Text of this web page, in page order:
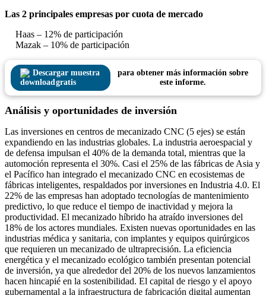
Las 2 principales empresas por cuota de mercado
Haas – 12% de participación
Mazak – 10% de participación
Descargar muestra
gratis
para obtener más información sobre
este informe.
Análisis y oportunidades de inversión
Las inversiones en centros de mecanizado CNC (5 ejes) se están
expandiendo en las industrias globales. La industria aeroespacial y
de defensa impulsan el 40% de la demanda total, mientras que la
automoción representa el 30%. Casi el 25% de las fábricas de Asia y
el Pacífico han integrado el mecanizado CNC en ecosistemas de
fábricas inteligentes, respaldados por inversiones en Industria 4.0. El
22% de las empresas han adoptado tecnologías de mantenimiento
predictivo, lo que reduce el tiempo de inactividad y mejora la
productividad. El mecanizado híbrido ha atraído inversiones del
18% de los actores mundiales. Existen nuevas oportunidades en las
industrias médica y sanitaria, con implantes y equipos quirúrgicos
que requieren un mecanizado de ultraprecisión. La eficiencia
energética y el mecanizado ecológico también presentan potencial
de inversión, ya que alrededor del 20% de los nuevos lanzamientos
hacen hincapié en la sostenibilidad. El capital de riesgo y el apoyo
gubernamental a la infraestructura de fabricación digital aumentan